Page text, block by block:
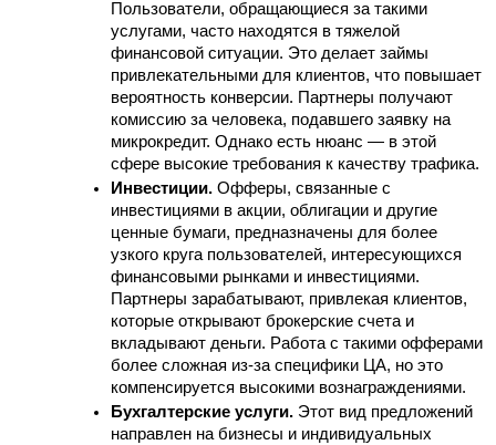
Пользователи, обращающиеся за такими
услугами, часто находятся в тяжелой
финансовой ситуации. Это делает займы
привлекательными для клиентов, что повышает
вероятность конверсии. Партнеры получают
комиссию за человека, подавшего заявку на
микрокредит. Однако есть нюанс — в этой
сфере высокие требования к качеству трафика.
Инвестиции. Офферы, связанные с
инвестициями в акции, облигации и другие
ценные бумаги, предназначены для более
узкого круга пользователей, интересующихся
финансовыми рынками и инвестициями.
Партнеры зарабатывают, привлекая клиентов,
которые открывают брокерские счета и
вкладывают деньги. Работа с такими офферами
более сложная из-за специфики ЦА, но это
компенсируется высокими вознаграждениями.
Бухгалтерские услуги. Этот вид предложений
направлен на бизнесы и индивидуальных